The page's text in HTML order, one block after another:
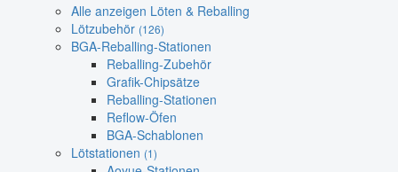
Alle anzeigen Löten & Reballing
Lötzubehör (126)
BGA-Reballing-Stationen
Reballing-Zubehör
Grafik-Chipsätze
Reballing-Stationen
Reflow-Öfen
BGA-Schablonen
Lötstationen (1)